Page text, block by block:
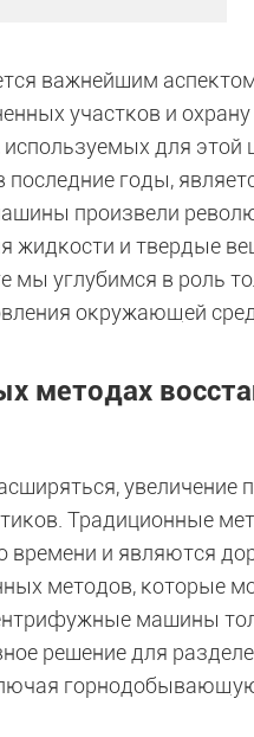
важнейшим
участков и
для
последние годы,
произвели
и твердые
мы углубимся в роль
окружающей
методах
увеличение
Традиционные
и являются
методов, которые
машины
решение для